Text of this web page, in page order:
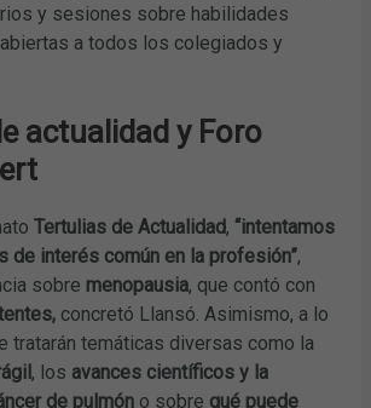
y sesiones sobre habilidades
a todos los colegiados y
actualidad y Foro
Tertulias de Actualidad, “intentamos
de interés común en la profesión”,
sobre menopausia, que contó con
concretó Llansó. Asimismo, a lo
tratarán temáticas diversas como la
, los avances científicos y la
de pulmón o sobre qué puede